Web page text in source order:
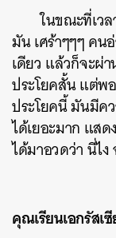
ในขณะที่เว
มัน เศร้าๆๆๆ ค
เดียว แล้วก็จะผ่
ประโยคสั้น แต่พ
ประโยคนี้ มันมีค
ได้เยอะมาก แสด
ได้มาอวดว่า นี่ไ
คุณเรียนเอกรัสเ